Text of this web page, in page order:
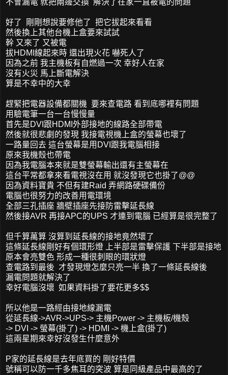
好了 剛剛想說要修他了 把它拔起來看看
然後換上其他台機上盒要來試試
幹 又來了 又被電
拔HDMI線起來時 還出現火花 嚇死人了
因為之前 我主機板有自燃過一次 幸好人在家
沒有火災 馬上斷電解決
算是不幸中的大幸
趕緊把電器設備都關機 要來查電路 看到底哪裡有問題
用驗電筆一台一台慢慢量
首先是DVI跟HDMI外部接地的線路全部帶電
然後就很悲劇的發現 我接電視機上盒的螢幕也壞了
一路量回去 這台螢幕是用DVI跟我電腦相接
原來我機殼也帶電
因為我電腦本來就是雙螢幕輸出還有主螢幕在
這台平常都拿來看電視沒在用 就沒發現它也掛了@@
因為資料寶貴 不但有建Raid 弄網路硬碟備份
電腦也很努力的改善用電環境
全部三孔插座 牆壁插座先接防雷擊延長線
然後接AVR 再接APC的UPS 才連到電腦 已經算是很完整了
但千算萬算 沒算到延長線的接地竟然壞了
這條延長線剛好有個環形燈 上半部是雷擊保護 下半部是接地
原本會亮雙色 形成一種很刺眼的環狀燈
查電路到最後 才發現燈怎麼只亮一半 換了一條延長線後
漏電問題就解決了
幸好電腦沒壞 如果資料掛了要花更多$$
所以他是一路經由接地線漏電
從延長線->AVR->UPS-> 主機Power -> 主機板/機殼
-> DVI -> 螢幕(掛了) -> HDMI -> 機上盒(掛了)
這兩星期來幸好沒發生什麼意外
P家的延長線是去年底買的 剛好特價
號稱可以防一千多焦耳的突波 算是同級產品中最高的了